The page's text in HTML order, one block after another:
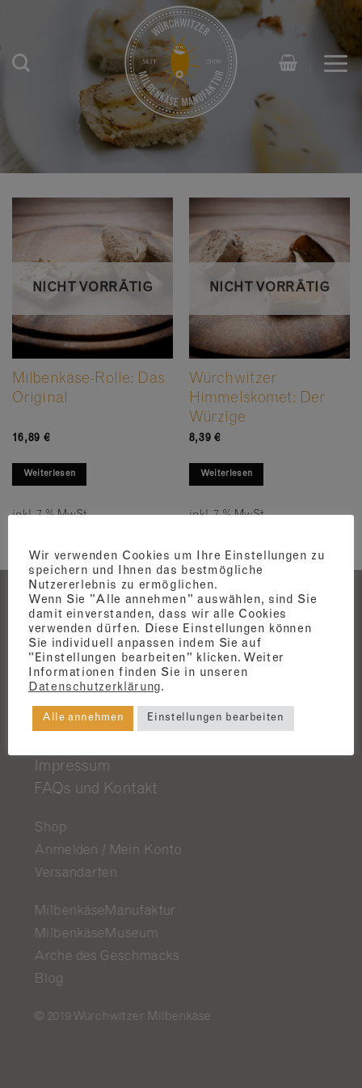
NICHT VORRÄTIG
Milbenkäse-Rolle: Das
Original
16,89 €
Weiterlesen
inkl. 7 % MwSt.
NICHT VORRÄTIG
Würchwitzer
Himmelskomet: Der
Würzige
8,39 €
Weiterlesen
inkl. 7 % MwSt.
Widerrufsbelehrung
Impressum
FAQs und Kontakt
Shop
Anmelden / Mein Konto
Versandarten
MilbenkäseManufaktur
MilbenkäseMuseum
Arche des Geschmacks
Blog
© 2019 Würchwitzer Milbenkäse
Wir verwenden Cookies um Ihre Einstellungen zu
speichern und Ihnen das bestmögliche
Nutzererlebnis zu ermöglichen.
Wenn Sie "Alle annehmen" auswählen, sind Sie
damit einverstanden, dass wir alle Cookies
verwenden dürfen. Diese Einstellungen können
Sie individuell anpassen indem Sie auf
"Einstellungen bearbeiten" klicken. Weiter
Informationen finden Sie in unseren
Datenschutzerklärung.
Alle annehmen Einstellungen bearbeiten